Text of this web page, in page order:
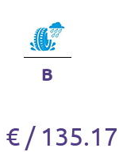
B
/